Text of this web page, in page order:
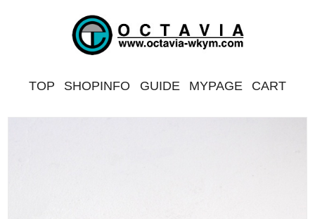
TOP SHOPINFO GUIDE MYPAGE CART